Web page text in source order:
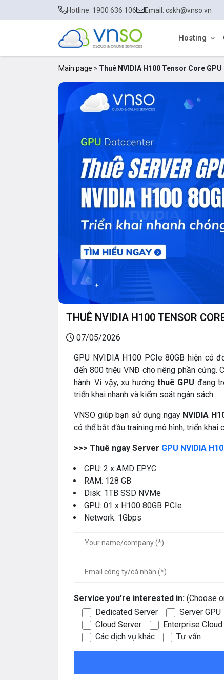
Hotline: 1900 636 106 Email: cskh@vnso.vn
Hosting
Main page » Thuê NVIDIA H100 Tensor Core GPU
THUÊ NVIDIA H100 TENSOR
07/05/2026
GPU NVIDIA H100 PCIe 80GB hiện có
đến 800 triệu VNĐ cho riêng phần cứng.
hành. Vì vậy, xu hướngthuê GPU đang
triển khai nhanh và kiểm soát ngân sách.
VNSO giúp bạn sử dụng ngay NVIDIA
có thể bắt đầu training mô hình, triển
>>> Thuê ngay Server GPU NVIDIA
CPU: 2 x AMD EPYC
RAM: 128 GB
Disk: 1TB SSD NVMe
GPU: 01 x H100 80GB PCIe
Network: 1Gbps
Service you're interested in: (Choose
Dedicated Server
Server GPU
Cloud Server
Enterprise Cloud
Các dịch vụ khác
Tư vấn